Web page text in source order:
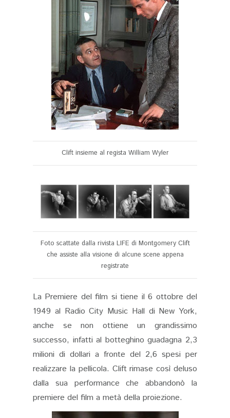
Clift insieme al regista William Wyler
Foto scattate dalla rivista LIFE di Montgomery Clift
che assiste alla visione di alcune scene appena
registrate
La Premiere del film si tiene il 6 ottobre del
1949 al Radio City Music Hall di New York,
anche se non ottiene un grandissimo
successo, infatti al botteghino guadagna 2,3
milioni di dollari a fronte del 2,6 spesi per
realizzare la pellicola. Clift rimase così deluso
dalla sua performance che abbandonò la
premiere del film a metà della proiezione.